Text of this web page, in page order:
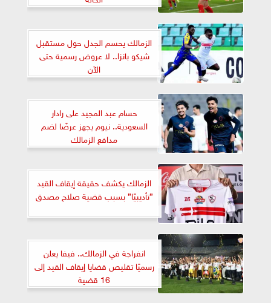
الزمالك يحسم الجدل حول مستقبل
شيكو بانزا.. لا عروض رسمية حتى
الآن
حسام عبد المجيد على رادار
السعودية.. نيوم يجهز عرضًا لضم
مدافع الزمالك
الزمالك يكشف حقيقة إيقاف القيد
”تأديبيًا” بسبب قضية صلاح مصدق
انفراجة في الزمالك.. فيفا يعلن
رسميًا تقليص قضايا إيقاف القيد إلى
16 قضية